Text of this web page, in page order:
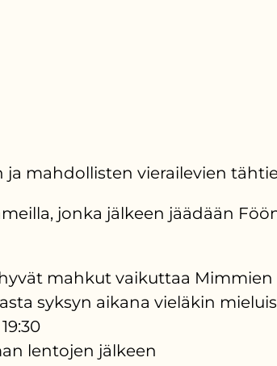
mahdollisten vierailevien
jonka jälkeen jäädään
mahkut vaikuttaa
syksyn aikana vieläkin
lentojen jälkeen